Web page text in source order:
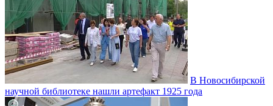
В Новосибирской
научной библиотеке нашли артефакт 1925 года